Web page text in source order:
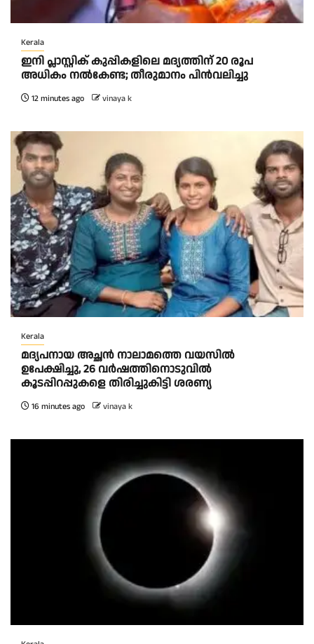
Kerala
ഇനി പ്ലാസ്റ്റിക് കുപ്പികളിലെ മദ്യത്തിന് 20 രൂപ
അധികം നല്‍കേണ്ട; തീരുമാനം പിന്‍വലിച്ചു
12 minutes ago vinaya k
Kerala
മദ്യപനായ അച്ഛൻ നാലാമത്തെ വയസിൽ
ഉപേക്ഷിച്ചു, 26 വർഷത്തിനൊടുവിൽ
കൂടപ്പിറപ്പുകളെ തിരിച്ചുകിട്ടി ശരണ്യ
16 minutes ago vinaya k